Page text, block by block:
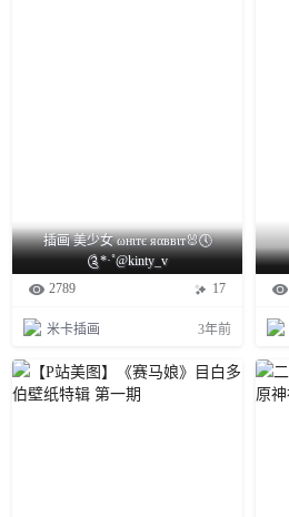
插画 美少女 ωнιтє яαввιт🐰🕔
༊*·˚@kinty_v
2789
17
米卡插画 3年前